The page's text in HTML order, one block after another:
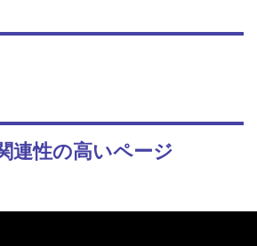
連性の高いページ